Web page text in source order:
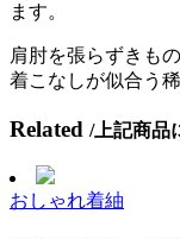
ます。
肩肘を張らずきも
着こなしが似合う
Related /上記商品
おしゃれ着紬